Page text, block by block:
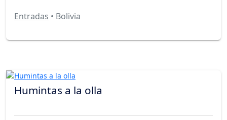
Entradas • Bolivia
Humintas a la olla